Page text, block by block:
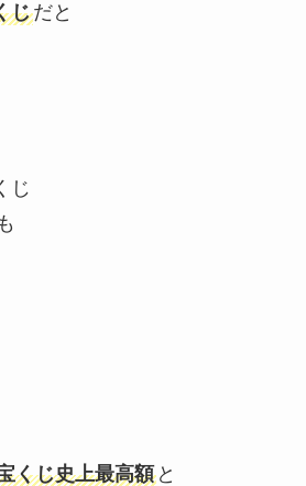
じだと
じ
くじ史上最高額と